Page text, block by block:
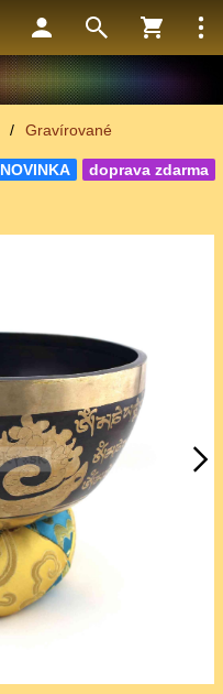
/ Gravírované
doprava zdarma
NOVINKA